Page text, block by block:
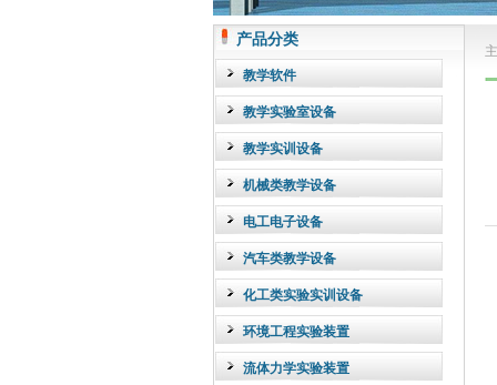
产品分类
教学软件
教学实验室设备
教学实训设备
机械类教学设备
电工电子设备
汽车类教学设备
化工类实验实训设备
环境工程实验装置
流体力学实验装置